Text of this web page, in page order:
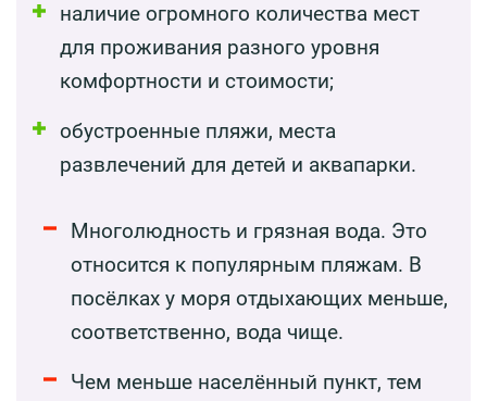
наличие огромного количества мест
для проживания разного уровня
комфортности и стоимости;
обустроенные пляжи, места
развлечений для детей и аквапарки.
Многолюдность и грязная вода. Это
относится к популярным пляжам. В
посёлках у моря отдыхающих меньше,
соответственно, вода чище.
Чем меньше населённый пункт, тем